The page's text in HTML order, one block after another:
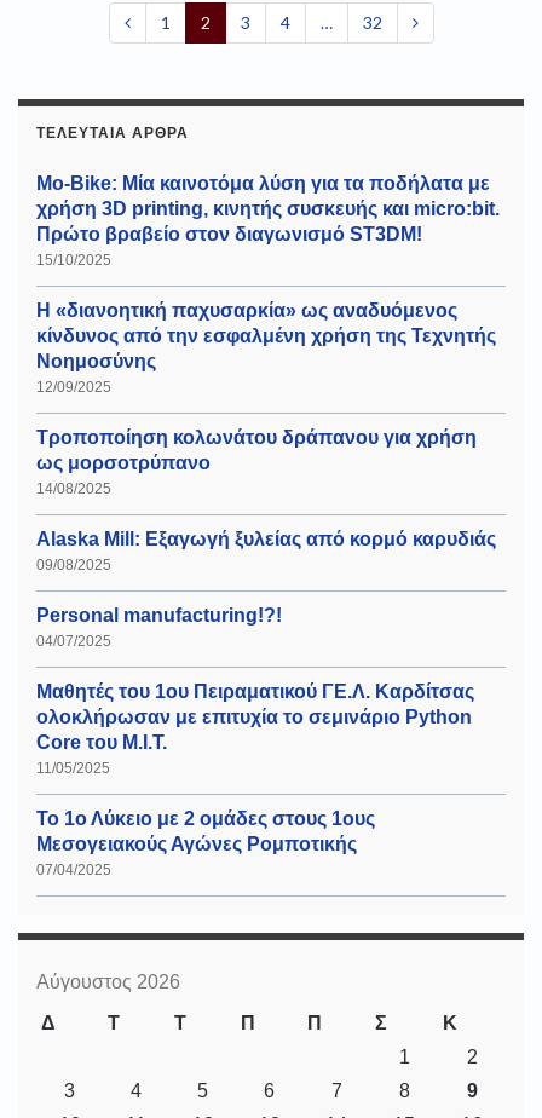
1 2 3 4 … 32
ΤΕΛΕΥΤΑΊΑ ΆΡΘΡΑ
Mo-Bike: Μία καινοτόμα λύση για τα ποδήλατα με
χρήση 3D printing, κινητής συσκευής και micro:bit.
Πρώτο βραβείο στον διαγωνισμό ST3DM!
15/10/2025
Η «διανοητική παχυσαρκία» ως αναδυόμενος
κίνδυνος από την εσφαλμένη χρήση της Τεχνητής
Νοημοσύνης
12/09/2025
Τροποποίηση κολωνάτου δράπανου για χρήση
ως μορσοτρύπανο
14/08/2025
Alaska Mill: Εξαγωγή ξυλείας από κορμό καρυδιάς
09/08/2025
Personal manufacturing!?!
04/07/2025
Μαθητές του 1ου Πειραματικού ΓΕ.Λ. Καρδίτσας
ολοκλήρωσαν με επιτυχία το σεμινάριο Python
Core του Μ.Ι.Τ.
11/05/2025
Το 1ο Λύκειο με 2 ομάδες στους 1ους
Μεσογειακούς Αγώνες Ρομποτικής
07/04/2025
Αύγουστος 2026
Δ
Τ Τ Π Π Σ
Κ
1
2
3
4 5 6 7 8
9